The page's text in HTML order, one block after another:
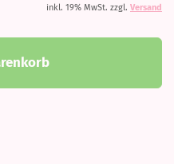
inkl. 19% MwSt. zzgl. Versand